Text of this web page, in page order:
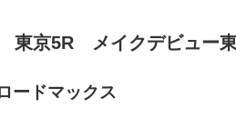
東京5R メイクデビュー
ードマックス